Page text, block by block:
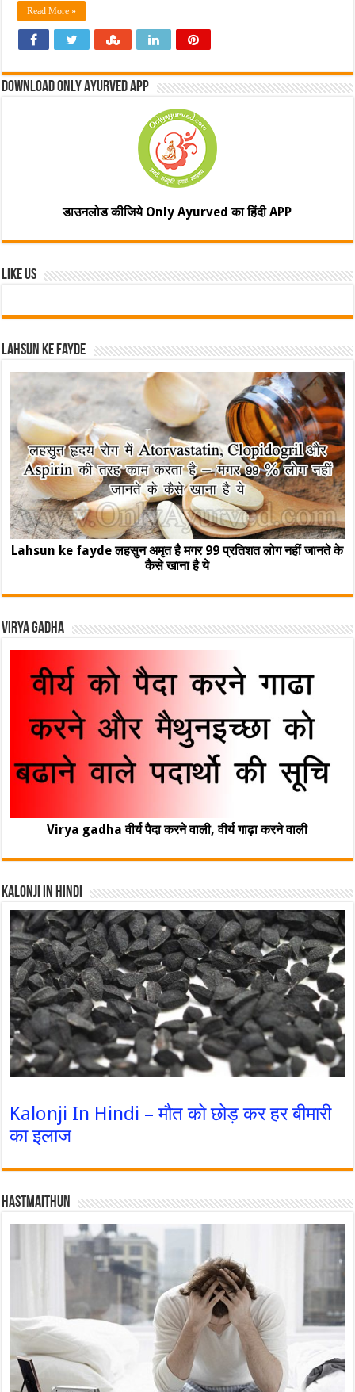
Read More »
Download Only Ayurved App
डाउनलोड कीजिये Only Ayurved का हिंदी APP
Like Us
Lahsun ke fayde
Lahsun ke fayde लहसुन अमृत है मगर 99 प्रतिशत लोग नहीं जानते के
कैसे खाना है ये
Virya Gadha
Virya gadha वीर्य पैदा करने वाली, वीर्य गाढ़ा करने वाली
Kalonji In Hindi
Kalonji In Hindi – मौत को छोड़ कर हर बीमारी
का इलाज
Hastmaithun